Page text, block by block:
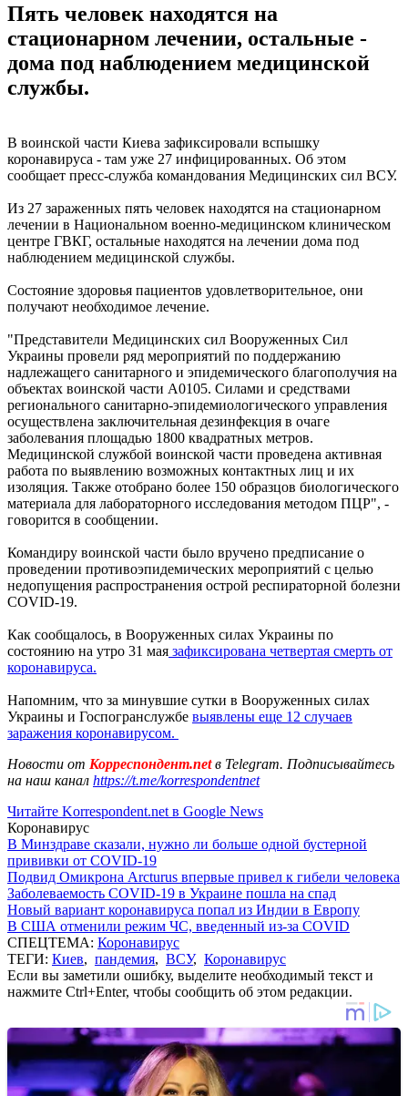
Пять человек находятся на
стационарном лечении, остальные -
дома под наблюдением медицинской
службы.
В воинской части Киева зафиксировали вспышку
коронавируса - там уже 27 инфицированных. Об этом
сообщает пресс-служба командования Медицинских сил ВСУ.
Из 27 зараженных пять человек находятся на стационарном
лечении в Национальном военно-медицинском клиническом
центре ГВКГ, остальные находятся на лечении дома под
наблюдением медицинской службы.
Состояние здоровья пациентов удовлетворительное, они
получают необходимое лечение.
"Представители Медицинских сил Вооруженных Сил
Украины провели ряд мероприятий по поддержанию
надлежащего санитарного и эпидемического благополучия на
объектах воинской части А0105. Силами и средствами
регионального санитарно-эпидемиологического управления
осуществлена заключительная дезинфекция в очаге
заболевания площадью 1800 квадратных метров.
Медицинской службой воинской части проведена активная
работа по выявлению возможных контактных лиц и их
изоляция. Также отобрано более 150 образцов биологического
материала для лабораторного исследования методом ПЦР", -
говорится в сообщении.
Командиру воинской части было вручено предписание о
проведении противоэпидемических мероприятий с целью
недопущения распространения острой респираторной болезни
COVID-19.
Как сообщалось, в Вооруженных силах Украины по
состоянию на утро 31 мая зафиксирована четвертая смерть от
коронавируса.
Напомним, что за минувшие сутки в Вооруженных силах
Украины и Госпогранслужбе выявлены еще 12 случаев
заражения коронавирусом.
Новости от Корреспондент.netв Telegram. Подписывайтесь
на наш канал https://t.me/korrespondentnet
Читайте Korrespondent.net в Google News
Коронавирус
В Минздраве сказали, нужно ли больше одной бустерной
прививки от COVID-19
Подвид Омикрона Arcturus впервые привел к гибели человека
Заболеваемость COVID-19 в Украине пошла на спад
Новый вариант коронавируса попал из Индии в Европу
В США отменили режим ЧС, введенный из-за COVID
СПЕЦТЕМА: Коронавирус
ТЕГИ: Киев, пандемия, ВСУ, Коронавирус
Если вы заметили ошибку, выделите необходимый текст и
нажмите Ctrl+Enter, чтобы сообщить об этом редакции.